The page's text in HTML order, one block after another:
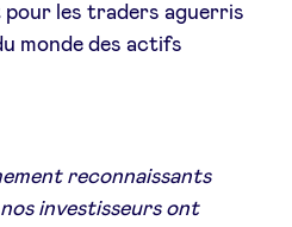
les traders aguerris
monde des actifs
reconnaissants
investisseurs ont